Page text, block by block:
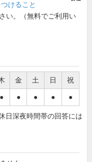
けること
い。（無料でご利用い
金 土 日 祝
● ● ● ● ●
日深夜時間帯の回答には